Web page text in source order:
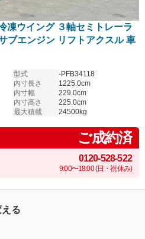
凍ウイング ３軸セミトレーラ
ブエンジン リフトアクスル 車
型式
-PFB34118
内寸長さ
1225.0cm
内寸幅
229.0cm
内寸高さ
225.0cm
最大積載
24500kg
ご成約済
0120-528-522
9:00〜18:00 (日・祝休み)
る